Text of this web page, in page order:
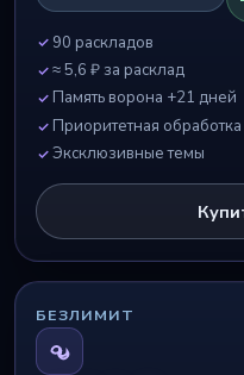
90 раскладов
≈ 5,6 ₽ за расклад
Память ворона +21 дней
Приоритетная обработка
Эксклюзивные темы
БЕЗЛИМИТ